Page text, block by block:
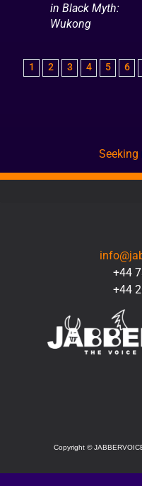
in Black Myth:
Wukong
1 2 3 4 5 6
Seeking
+44
+44
Copyright ©